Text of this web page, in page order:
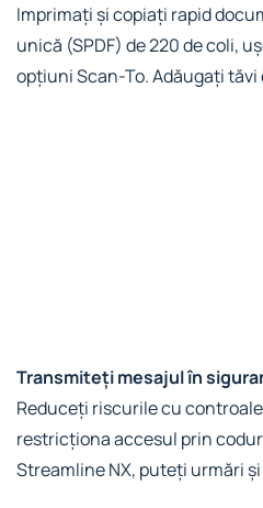
Imprimați și copiați rapid
unică (SPDF) de 220 de coli,
opțiuni Scan-To. Adăugați
Transmiteți mesajul în
Reduceți riscurile cu
restricționa accesul prin
Streamline NX, puteți urmări